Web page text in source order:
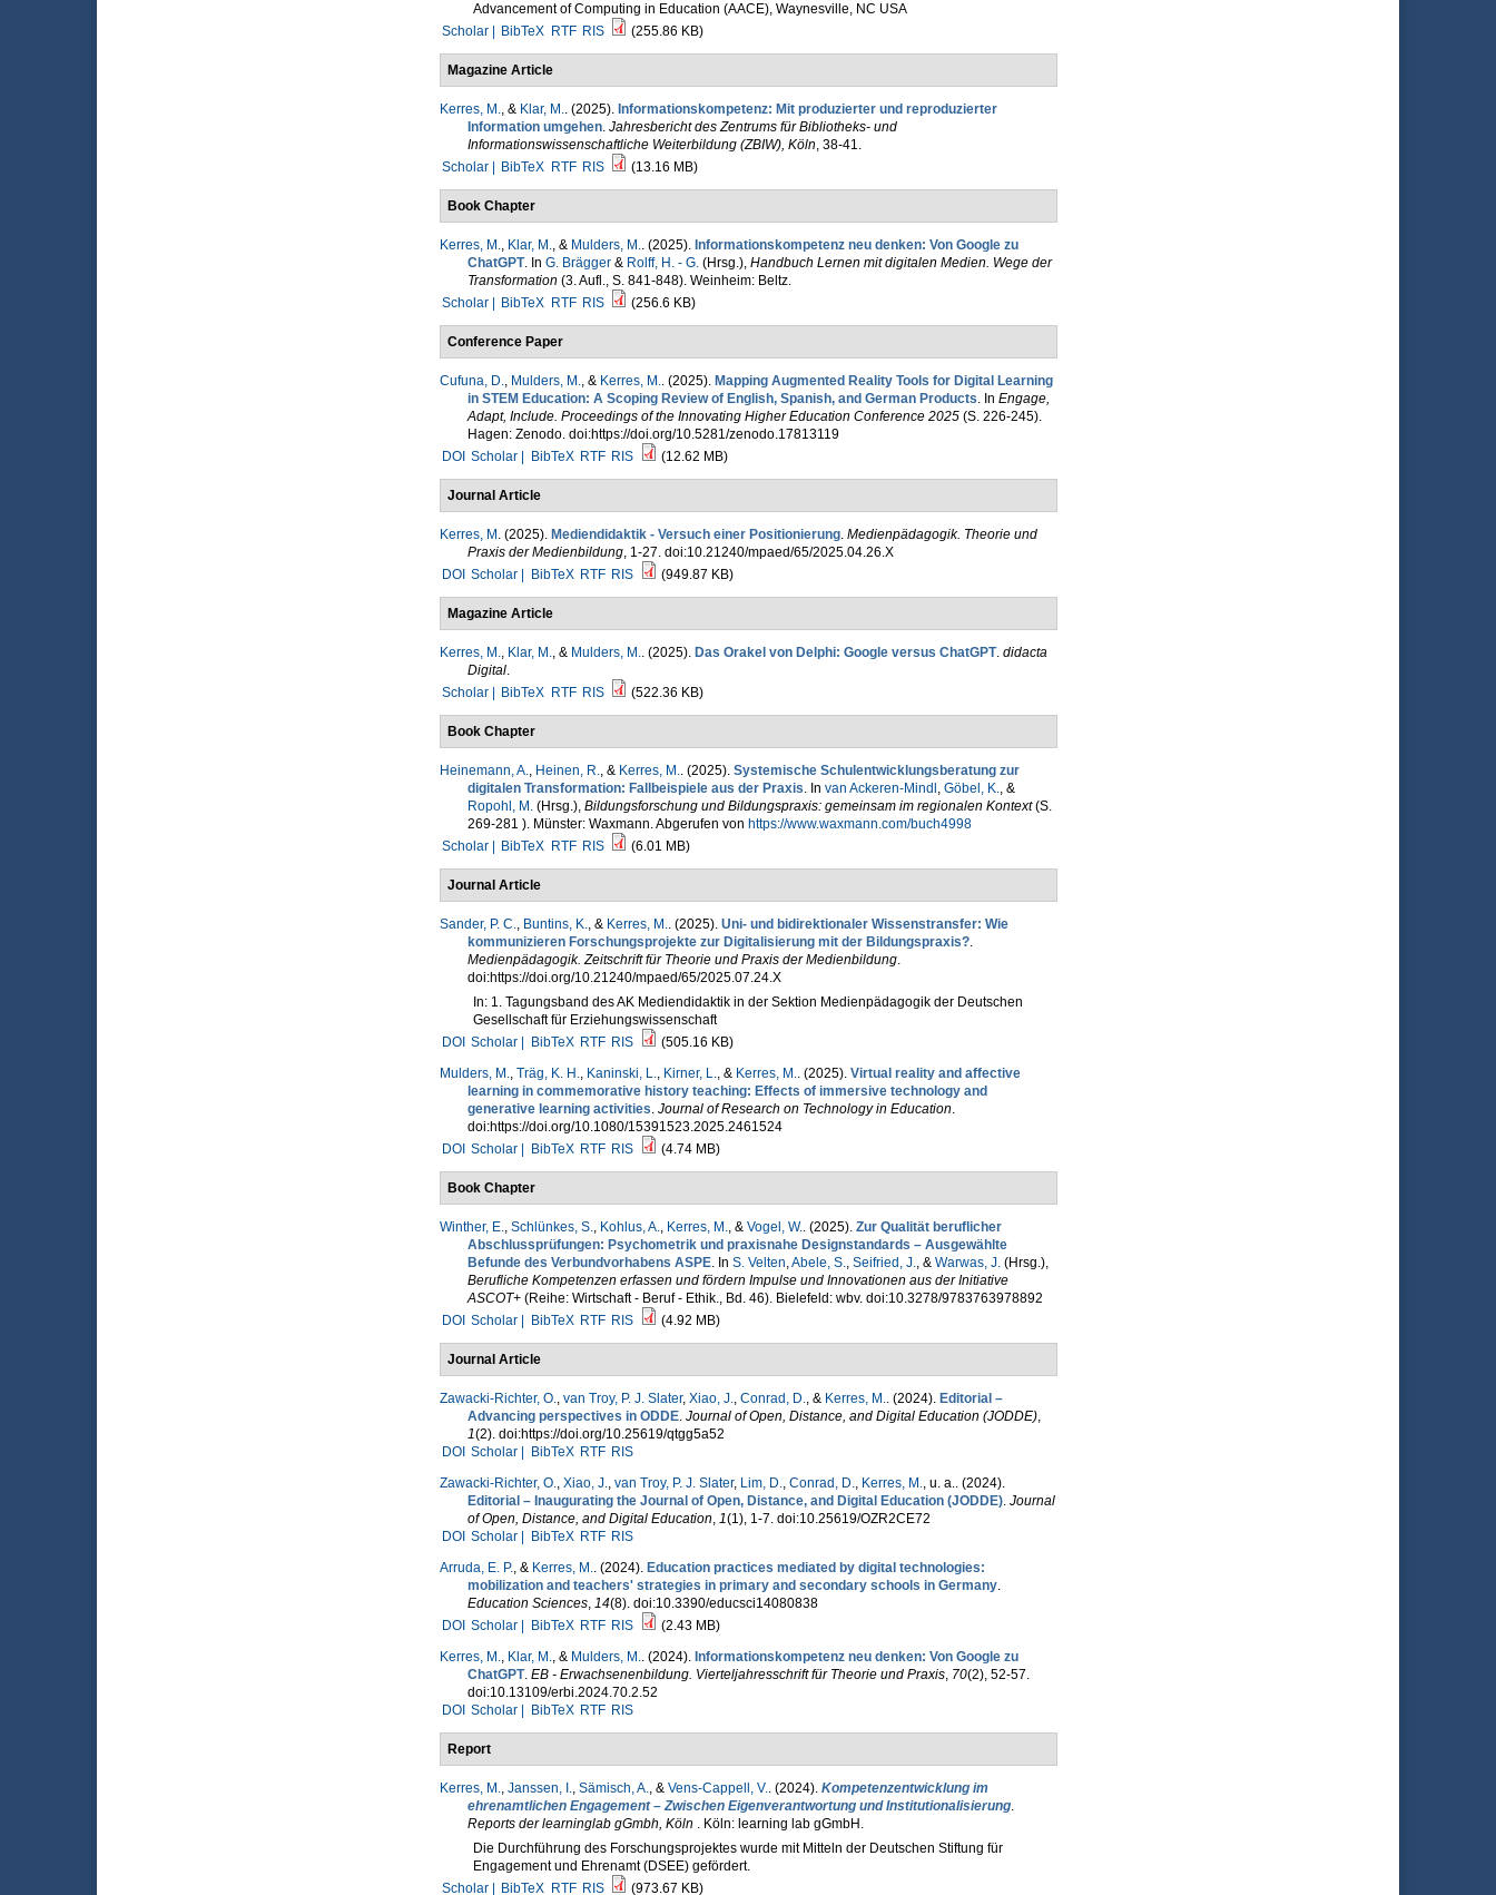
Advancement of Computing in Education (AACE), Waynesville, NC USA
Scholar |
BibTeX RTF RIS (255.86 KB)
Magazine Article
Kerres, M., & Klar, M.. (2025). Informationskompetenz: Mit produzierter und reproduzierter
Information umgehen. Jahresbericht des Zentrums für Bibliotheks- und
Informationswissenschaftliche Weiterbildung (ZBIW), Köln, 38-41.
Scholar |
BibTeX RTF RIS (13.16 MB)
Book Chapter
Kerres, M., Klar, M., & Mulders, M.. (2025). Informationskompetenz neu denken: Von Google zu
ChatGPT. In G. Brägger& Rolff, H. - G.(Hrsg.), Handbuch Lernen mit digitalen Medien. Wege der
Transformation (3. Aufl., S. 841-848). Weinheim: Beltz.
Scholar |
BibTeX RTF RIS (256.6 KB)
Conference Paper
Cufuna, D., Mulders, M., & Kerres, M.. (2025). Mapping Augmented Reality Tools for Digital Learning
in STEM Education: A Scoping Review of English, Spanish, and German Products. In Engage,
Adapt, Include. Proceedings of the Innovating Higher Education Conference 2025(S. 226-245).
Hagen: Zenodo. doi:https://doi.org/10.5281/zenodo.17813119
DOI Scholar | BibTeX RTF RIS (12.62 MB)
Journal Article
Kerres, M . (2025). Mediendidaktik - Versuch einer Positionierung. Medienpädagogik. Theorie und
Praxis der Medienbildung, 1-27. doi:10.21240/mpaed/65/2025.04.26.X
DOI Scholar | BibTeX RTF RIS (949.87 KB)
Magazine Article
Kerres, M., Klar, M., & Mulders, M.. (2025). Das Orakel von Delphi: Google versus ChatGPT. didacta
Digital.
Scholar |
BibTeX RTF RIS (522.36 KB)
Book Chapter
Heinemann, A., Heinen, R., & Kerres, M.. (2025). Systemische Schulentwicklungsberatung zur
digitalen Transformation: Fallbeispiele aus der Praxis. In van Ackeren-Mindl , Göbel, K., &
Ropohl, M.(Hrsg.), Bildungsforschung und Bildungspraxis: gemeinsam im regionalen Kontext(S.
269-281 ). Münster: Waxmann. Abgerufen von https://www.waxmann.com/buch4998
Scholar |
BibTeX RTF RIS (6.01 MB)
Journal Article
Sander, P. C., Buntins, K., & Kerres, M.. (2025). Uni- und bidirektionaler Wissenstransfer: Wie
kommunizieren Forschungsprojekte zur Digitalisierung mit der Bildungspraxis?.
Medienpädagogik. Zeitschrift für Theorie und Praxis der Medienbildung.
doi:https://doi.org/10.21240/mpaed/65/2025.07.24.X
In: 1. Tagungsband des AK Mediendidaktik in der Sektion Medienpädagogik der Deutschen
Gesellschaft für Erziehungswissenschaft
DOI Scholar | BibTeX RTF RIS
(505.16 KB)
Mulders, M., Träg, K. H., Kaninski, L., Kirner, L., & Kerres, M.. (2025). Virtual reality and affective
learning in commemorative history teaching: Effects of immersive technology and
generative learning activities. Journal of Research on Technology in Education.
doi:https://doi.org/10.1080/15391523.2025.2461524
DOI Scholar | BibTeX RTF RIS (4.74 MB)
Book Chapter
Winther, E., Schlünkes, S., Kohlus, A., Kerres, M., & Vogel, W.. (2025). Zur Qualität beruflicher
Abschlussprüfungen: Psychometrik und praxisnahe Designstandards – Ausgewählte
Befunde des Verbundvorhabens ASPE. In S. Velten,Abele, S., Seifried, J., & Warwas, J.(Hrsg.),
Berufliche Kompetenzen erfassen und fördern Impulse und Innovationen aus der Initiative
ASCOT+(Reihe: Wirtschaft - Beruf - Ethik., Bd. 46). Bielefeld: wbv. doi:10.3278/9783763978892
DOI Scholar | BibTeX RTF RIS (4.92 MB)
Journal Article
Zawacki-Richter, O., van Troy, P. J. Slater, Xiao, J., Conrad, D., & Kerres, M.. (2024). Editorial –
Advancing perspectives in ODDE. Journal of Open, Distance, and Digital Education (JODDE),
1(2). doi:https://doi.org/10.25619/qtgg5a52
DOI Scholar | BibTeX RTF RIS
Zawacki-Richter, O., Xiao, J., van Troy, P. J. Slater, Lim, D., Conrad, D., Kerres, M., u. a.. (2024).
Editorial – Inaugurating the Journal of Open, Distance, and Digital Education (JODDE). Journal
of Open, Distance, and Digital Education, 1(1), 1-7. doi:10.25619/OZR2CE72
DOI Scholar | BibTeX RTF RIS
Arruda, E. P., & Kerres, M.. (2024). Education practices mediated by digital technologies:
mobilization and teachers' strategies in primary and secondary schools in Germany.
Education Sciences, 14(8). doi:10.3390/educsci14080838
DOI Scholar | BibTeX RTF RIS
(2.43 MB)
Kerres, M., Klar, M., & Mulders, M.. (2024). Informationskompetenz neu denken: Von Google zu
ChatGPT. EB - Erwachsenenbildung. Vierteljahresschrift für Theorie und Praxis, 70(2), 52-57.
doi:10.13109/erbi.2024.70.2.52
DOI Scholar | BibTeX RTF RIS
Report
Kerres, M., Janssen, I., Sämisch, A., & Vens-Cappell, V.. (2024). Kompetenzentwicklung im
ehrenamtlichen Engagement – Zwischen Eigenverantwortung und Institutionalisierung.
Reports der learninglab gGmbh, Köln . Köln: learning lab gGmbH.
Die Durchführung des Forschungsprojektes wurde mit Mitteln der Deutschen Stiftung für
Engagement und Ehrenamt (DSEE) gefördert.
Scholar |
BibTeX RTF RIS (973.67 KB)